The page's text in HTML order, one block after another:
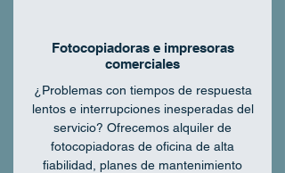
Fotocopiadoras e impresoras
comerciales
¿Problemas con tiempos de respuesta
lentos e interrupciones inesperadas del
servicio? Ofrecemos alquiler de
fotocopiadoras de oficina de alta
fiabilidad, planes de mantenimiento